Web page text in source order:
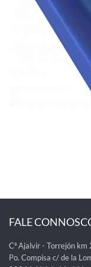
FALE
Cª Ajalvir - Torrejón km
Po. Compisa c/ de la